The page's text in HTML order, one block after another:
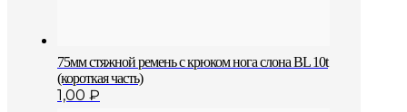
75мм стяжной ремень с крюком нога слона BL 10t
(короткая часть)
1,00 ₽